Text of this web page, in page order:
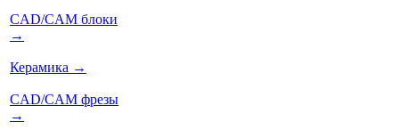
CAD/CAM блоки
→
Керамика →
CAD/CAM фрезы
→